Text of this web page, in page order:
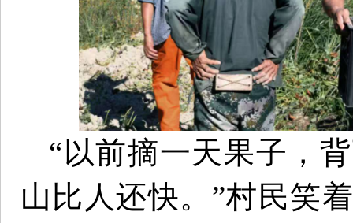
“以前摘一天果子，
山比人还快。”村民笑